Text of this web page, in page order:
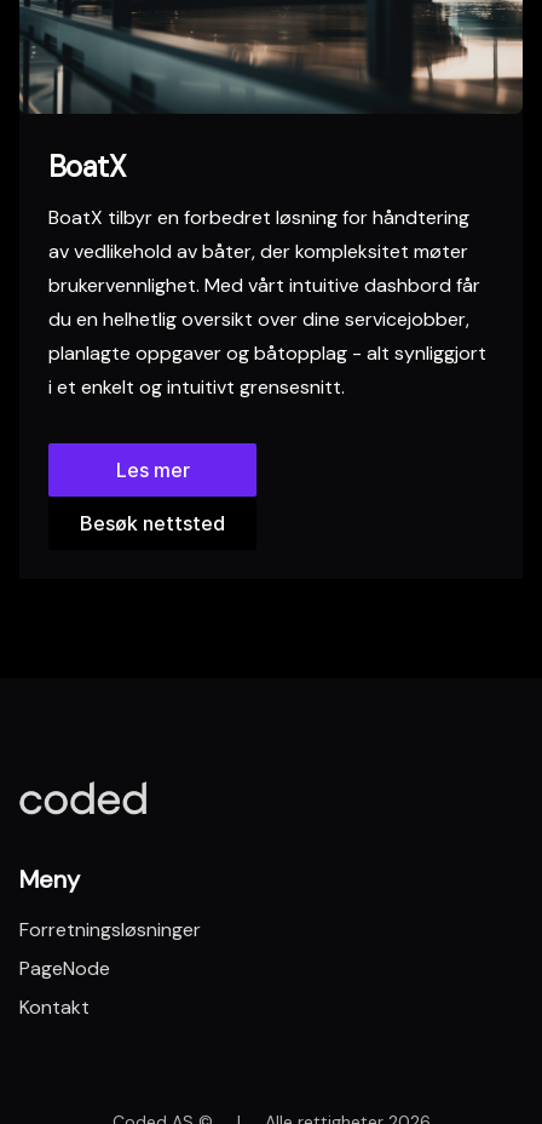
BoatX
BoatX tilbyr en forbedret løsning for håndtering
av vedlikehold av båter, der kompleksitet møter
brukervennlighet. Med vårt intuitive dashbord får
du en helhetlig oversikt over dine servicejobber,
planlagte oppgaver og båtopplag - alt synliggjort
i et enkelt og intuitivt grensesnitt.
Les mer
Besøk nettsted
Meny
Forretningsløsninger
PageNode
Kontakt